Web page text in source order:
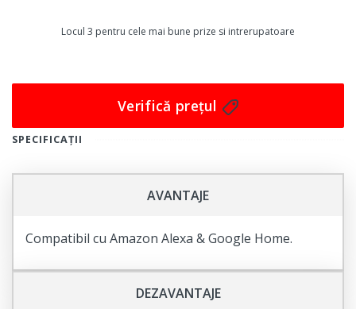
In plus, designul cu rama din sticla neagra ofera o
elegant si modern, care sa ofere protectie si siguranta,
Priza simpla Livolo cu rama din sticla in culoarea neagra
este alegerea perfecta.
SPECIFICAȚII
Locul 3 pentru cele mai bune prize si intrerupatoare
Verifică prețul
AVANTAJE
Compatibil cu Amazon Alexa & Google Home.
DEZAVANTAJE